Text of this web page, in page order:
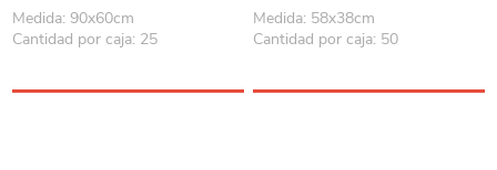
Medida: 90x60cm
Cantidad por caja: 25
Medida: 58x38cm
Cantidad por caja: 50